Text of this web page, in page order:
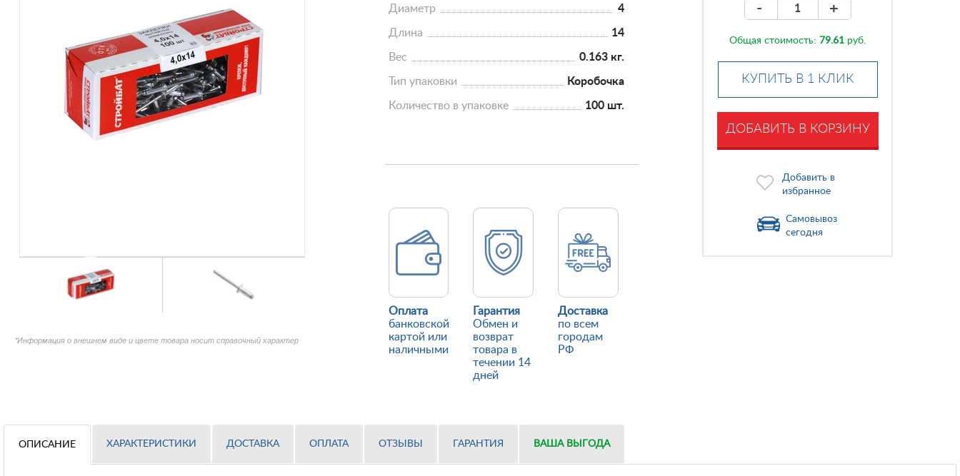
*Информация о внешнем виде и цвете товара носит справочный характер
Диаметр 4
Длина 14
Вес 0.163 кг.
Тип упаковки Коробочка
Количество в упаковке 100 шт.
Оплата
банковской
картой или
наличными
Гарантия
Обмен и
возврат
товара в
течении 14
дней
Доставка
по всем
городам
РФ
- +
Общая стоимость: 79.61 руб.
КУПИТЬ В 1 КЛИК
ДОБАВИТЬ В КОРЗИНУ
Добавить в
избранное
Самовывоз
сегодня
ОПИСАНИЕ ХАРАКТЕРИСТИКИ ДОСТАВКА ОПЛАТА ОТЗЫВЫ ГАРАНТИЯ ВАША ВЫГОДА